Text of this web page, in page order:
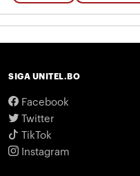
SIGA UNITEL.BO
Facebook
Twitter
TikTok
Instagram